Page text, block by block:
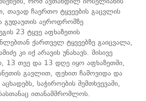
თავად ჩაერთო ტყვეების გაცვლის
გუდაუთის აეროდრომზე
23 ტყვე აფხაზეთის
ქართველ ტყვეებზე გაიცვალა,
კი იქ არავის უნახავს. მისივე
13 თვე და 13 დღე იყო აფხაზეთში,
გავლით, ფეხით ჩამოვიდა და
საჭიროების შემთხვევაში,
ითანამშრომლოს.